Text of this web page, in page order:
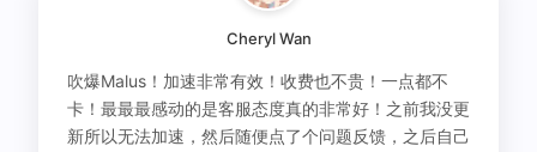
Cheryl Wan
吹爆Malus！加速非常有效！收费也不贵！一点都不
卡！最最最感动的是客服态度真的非常好！之前我没更
新所以无法加速，然后随便点了个问题反馈，之后自己